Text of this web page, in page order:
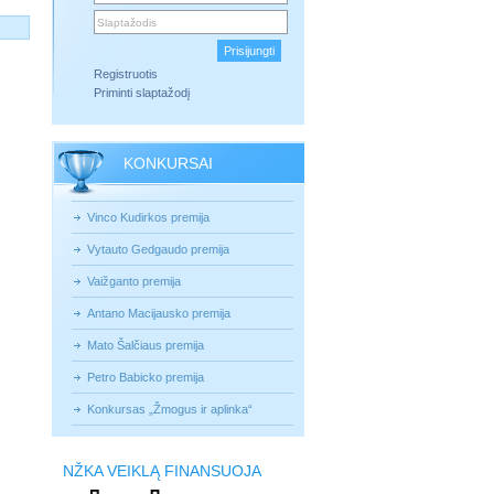
Registruotis
Priminti slaptažodį
KONKURSAI
Vinco Kudirkos premija
Vytauto Gedgaudo premija
Vaižganto premija
Antano Macijausko premija
Mato Šalčiaus premija
Petro Babicko premija
Konkursas „Žmogus ir aplinka“
NŽKA VEIKLĄ FINANSUOJA